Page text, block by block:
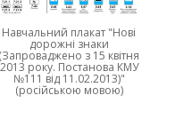
Навчальний плакат "Нові
дорожні знаки
(Запроваджено з 15 квітня
2013 року. Постанова КМУ
№111 від 11.02.2013)"
(російською мовою)